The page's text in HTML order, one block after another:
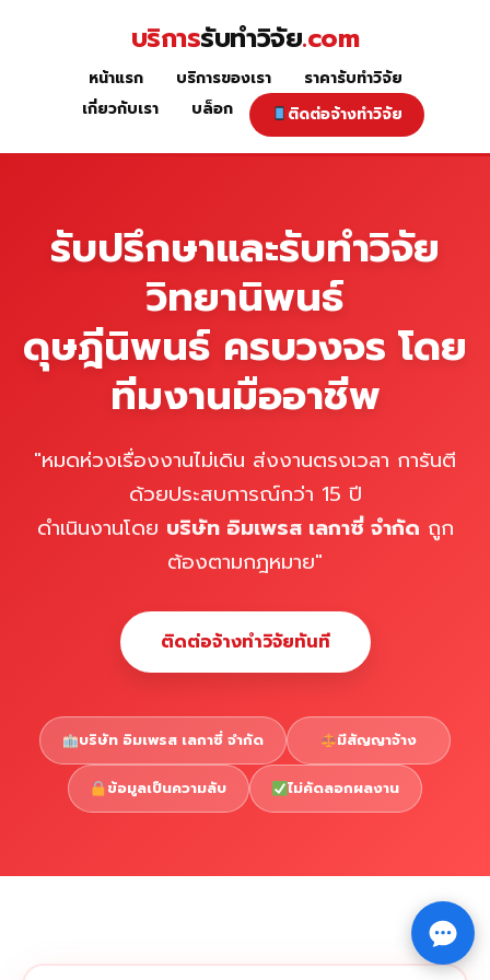
หน้าแรก
Copyright © 2026 รับทำวิจัย รับทำวิทยานิพนธ์ รับทำ⇧
บริการรับทำวิจัย.com
หน้าแรก บริการของเรา
ราคารับทำวิจัย
เกี่ยวกับเรา
บล็อก ติดต่อจ้างทำวิจัย
รับปรึกษาและรับทำวิจัย
วิทยานิพนธ์
ดุษฎีนิพนธ์ ครบวงจร โดย
ทีมงานมืออาชีพ
"หมดห่วงเรื่องงานไม่เดิน ส่งงานตรงเวลา การันตี
ด้วยประสบการณ์กว่า 15 ปี
ดำเนินงานโดย บริษัท อิมเพรส เลกาซี่ จำกัด ถูก
ต้องตามกฎหมาย"
ติดต่อจ้างทำวิจัยทันที
บริษัท อิมเพรส เลกาซี่ จำกัด มีสัญญาจ้าง
ข้อมูลเป็นความลับ ไม่คัดลอกผลงาน